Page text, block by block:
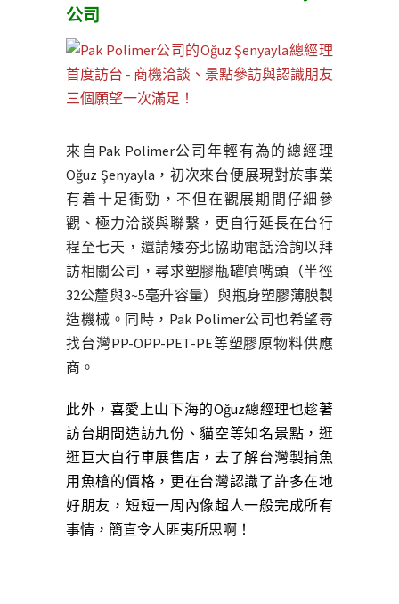
公司
來自Pak Polimer公司年輕有為的總經理
Oğuz Şenyayla，初次來台便展現對於事業
有着十足衝勁，不但在觀展期間仔細參
觀、極力洽談與聯繫，更自行延長在台行
程至七天，還請矮夯北協助電話洽詢以拜
訪相關公司，尋求塑膠瓶罐噴嘴頭（半徑
32公釐與3~5毫升容量）與瓶身塑膠薄膜製
造機械。同時，Pak Polimer公司也希望尋
找台灣PP-OPP-PET-PE等塑膠原物料供應
商。
此外，喜愛上山下海的Oğuz總經理也趁著
訪台期間造訪九份、貓空等知名景點，逛
逛巨大自行車展售店，去了解台灣製捕魚
用魚槍的價格，更在台灣認識了許多在地
好朋友，短短一周內像超人一般完成所有
事情，簡直令人匪夷所思啊！